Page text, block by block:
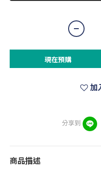
現在預購
加
分享到
商品描述